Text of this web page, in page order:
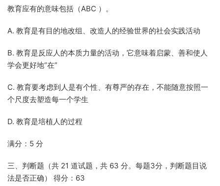
教育应有的意味包括（ABC ）。
A. 教育是有目的地改组、改造人的经验世界的社会实践活动
B. 教育是反应人的本质力量的活动，它意味着启蒙、善和使人
学会更好地“在”
C. 教育要考虑到人是有个性、有尊严的存在，不能随意按照一
个尺度去塑造每一个学生
D. 教育是培植人的过程
满分：5 分
三、判断题（共 21 道试题，共 63 分。每题3分，判断题目说
法是否正确） 得分：63